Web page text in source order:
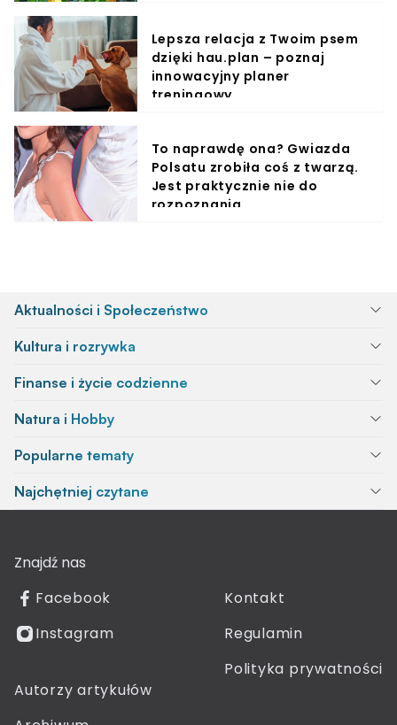
Lepsza relacja z Twoim psem
dzięki hau.plan – poznaj
innowacyjny planer
treningowy
To naprawdę ona? Gwiazda
Polsatu zrobiła coś z twarzą.
Jest praktycznie nie do
rozpoznania
Aktualności i Społeczeństwo
Kultura i rozrywka
Finanse i życie codzienne
Natura i Hobby
Popularne tematy
Najchętniej czytane
Znajdź nas
Facebook
Instagram
Kontakt
Regulamin
Polityka prywatności
Autorzy artykułów